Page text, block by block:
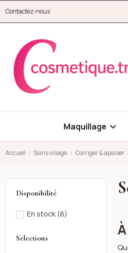
Contactez-nous
Maquillage
Accueil Soins visage Corriger & apaiser
Disponibilité
En stock (6)
Selections